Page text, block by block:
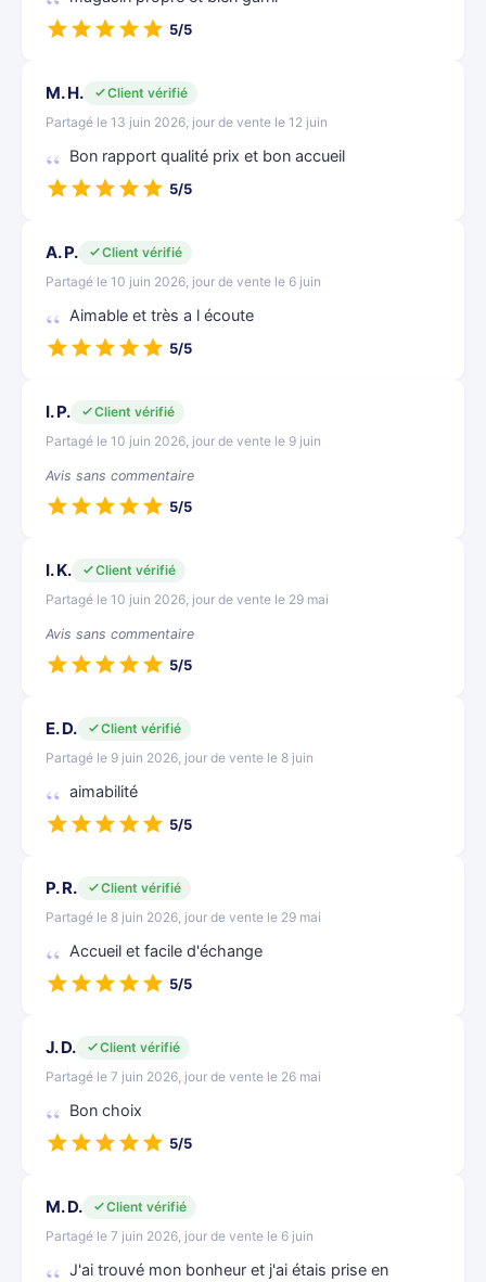
5/5
M. H.
Client vérifié
Partagé le 13 juin 2026, jour de vente le 12 juin
Bon rapport qualité prix et bon accueil
5/5
A. P.
Client vérifié
Partagé le 10 juin 2026, jour de vente le 6 juin
Aimable et très a l écoute
5/5
I. P.
Client vérifié
Partagé le 10 juin 2026, jour de vente le 9 juin
Avis sans commentaire
5/5
I. K.
Client vérifié
Partagé le 10 juin 2026, jour de vente le 29 mai
Avis sans commentaire
5/5
E. D.
Client vérifié
Partagé le 9 juin 2026, jour de vente le 8 juin
aimabilité
5/5
P. R.
Client vérifié
Partagé le 8 juin 2026, jour de vente le 29 mai
Accueil et facile d'échange
5/5
J. D.
Client vérifié
Partagé le 7 juin 2026, jour de vente le 26 mai
Bon choix
5/5
M. D.
Client vérifié
Partagé le 7 juin 2026, jour de vente le 6 juin
J'ai trouvé mon bonheur et j'ai étais prise en